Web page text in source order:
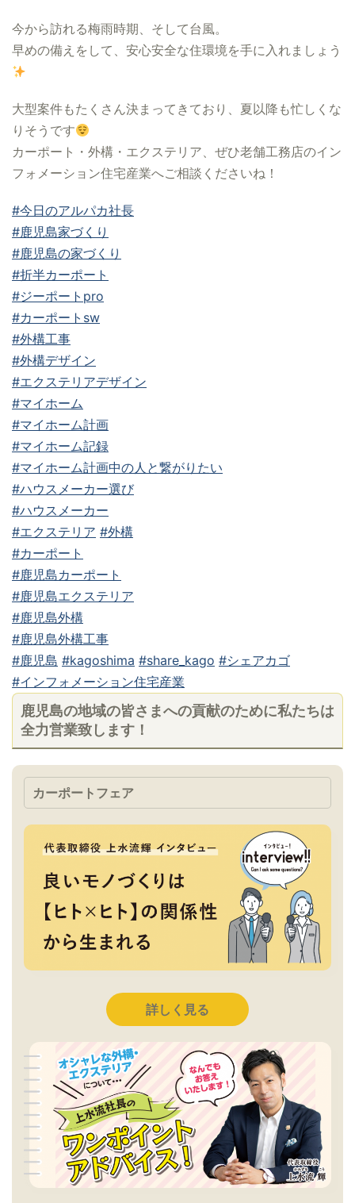
今から訪れる梅雨時期、そして台風。
早めの備えをして、安心安全な住環境を手に入れましょう
大型案件もたくさん決まってきており、夏以降も忙しくな
りそうです
カーポート・外構・エクステリア、ぜひ老舗工務店のイン
フォメーション住宅産業へご相談くださいね！
#今日のアルパカ社長
#鹿児島家づくり
#鹿児島の家づくり
#折半カーポート
#ジーポートpro
#カーポートsw
#外構工事
#外構デザイン
#エクステリアデザイン
#マイホーム
#マイホーム計画
#マイホーム記録
#マイホーム計画中の人と繋がりたい
#ハウスメーカー選び
#ハウスメーカー
#エクステリア #外構
#カーポート
#鹿児島カーポート
#鹿児島エクステリア
#鹿児島外構
#鹿児島外構工事
#鹿児島 #kagoshima #share_kago #シェアカゴ
#インフォメーション住宅産業
鹿児島の地域の皆さまへの貢献のために私たちは
全力営業致します！
カーポートフェア
詳しく見る